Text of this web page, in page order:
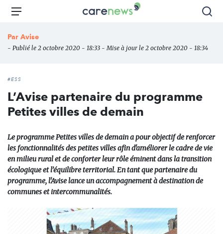
Aller
principal
Carenews,
des
Menu
Par Avise
- Publié le 2 octobre 2020 - 18:33 - Mise à jour le 2 octobre 2020 - 18:34
#ESS
L’Avise partenaire du programme
Petites villes de demain
Le programme Petites villes de demain a pour objectif de renforcer
les fonctionnalités des petites villes afin d'améliorer le cadre de vie
en milieu rural et de conforter leur rôle éminent dans la transition
écologique et l’équilibre territorial. En tant que partenaire du
programme, l'Avise lance un accompagnement à destination de
communes et intercommunalités.